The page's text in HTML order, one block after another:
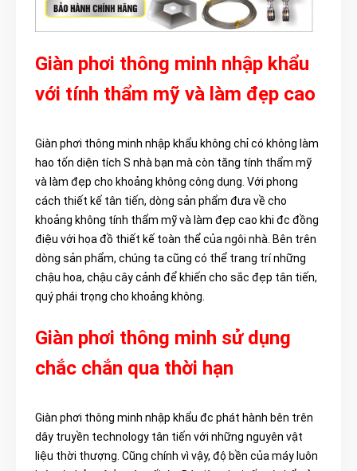
Giàn phơi thông minh nhập khẩu
với tính thẩm mỹ và làm đẹp cao
Giàn phơi thông minh nhập khẩu không chỉ có không làm
hao tốn diện tích S nhà bạn mà còn tăng tính thẩm mỹ
và làm đẹp cho khoảng không công dụng. Với phong
cách thiết kế tân tiến, dòng sản phẩm đưa về cho
khoảng không tính thẩm mỹ và làm đẹp cao khi đc đồng
điệu với họa đồ thiết kế toàn thể của ngôi nhà. Bên trên
dòng sản phẩm, chúng ta cũng có thể trang trí những
chậu hoa, chậu cây cảnh để khiến cho sắc đẹp tân tiến,
quý phái trọng cho khoảng không.
Giàn phơi thông minh sử dụng
chắc chắn qua thời hạn
Giàn phơi thông minh nhập khẩu đc phát hành bên trên
dây truyền technology tân tiến với những nguyên vật
liệu thời thượng. Cũng chính vì vậy, độ bền của máy luôn